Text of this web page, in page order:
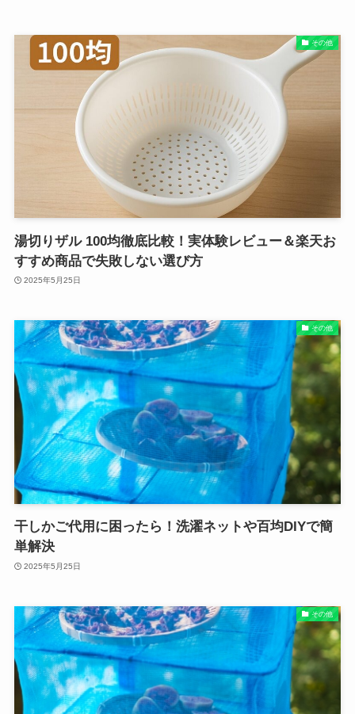
その他
湯切りザル 100均徹底比較！実体験レビュー＆楽天お
すすめ商品で失敗しない選び方
2025年5月25日
その他
干しかご代用に困ったら！洗濯ネットや百均DIYで簡
単解決
2025年5月25日
その他